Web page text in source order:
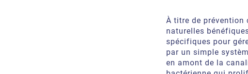
À titre de prévention
naturelles
spécifiques pour
par un simple
en amont de la